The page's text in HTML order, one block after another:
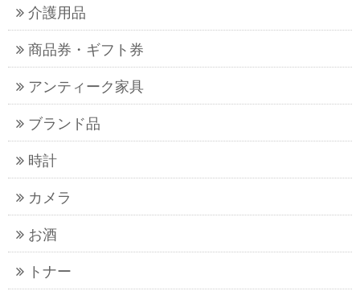
介護用品
商品券・ギフト券
アンティーク家具
ブランド品
時計
カメラ
お酒
トナー